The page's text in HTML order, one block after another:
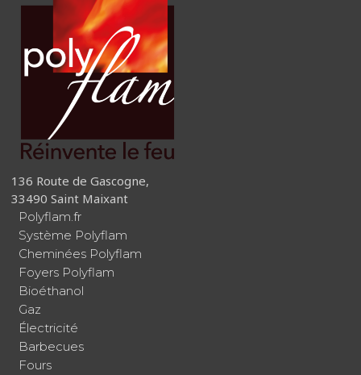
136 Route de Gascogne,
33490 Saint Maixant
Polyflam.fr
Système Polyflam
Cheminées Polyflam
Foyers Polyflam
Bioéthanol
Gaz
Électricité
Barbecues
Fours